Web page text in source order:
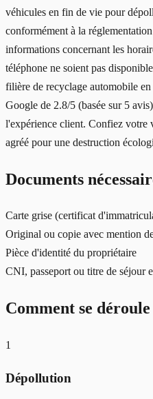
véhicules en fin de vie pour
conformément à la
informations concernant les
téléphone ne soient pas
filière de recyclage automobile
Google de 2.8/5 (basée sur 5
l'expérience client. Confiez votre
agréé pour une destruction
Documents
Carte grise (certificat
Original ou copie avec mention
Pièce d'identité du propriétaire
CNI, passeport ou titre de séjour
Comment se
1
Dépollution